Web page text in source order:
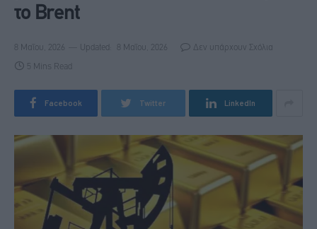
το Brent
8 Μαΐου, 2026 Updated: 8 Μαΐου, 2026 Δεν υπάρχουν Σχόλια
5 Mins Read
Facebook Twitter LinkedIn